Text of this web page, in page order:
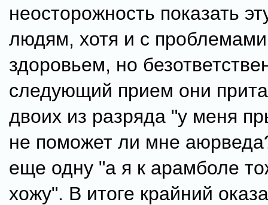
неосторожность показать
людям, хотя и с
здоровьем, но
следующий прием они
двоих из разряда "у меня
не поможет ли мне
еще одну "а я к арамболе
хожу". В итоге крайний